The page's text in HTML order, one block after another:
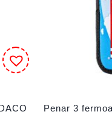
Penar 3